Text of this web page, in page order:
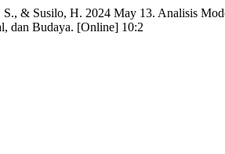
& Susilo, H. 2024 May 13. Analisis
dan Budaya. [Online] 10:2